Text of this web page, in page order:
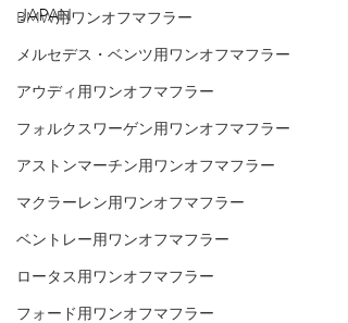
BMW用ワンオフマフラー
メルセデス・ベンツ用ワンオフマフラー
アウディ用ワンオフマフラー
フォルクスワーゲン用ワンオフマフラー
アストンマーチン用ワンオフマフラー
マクラーレン用ワンオフマフラー
ベントレー用ワンオフマフラー
ロータス用ワンオフマフラー
フォード用ワンオフマフラー
JAPAN